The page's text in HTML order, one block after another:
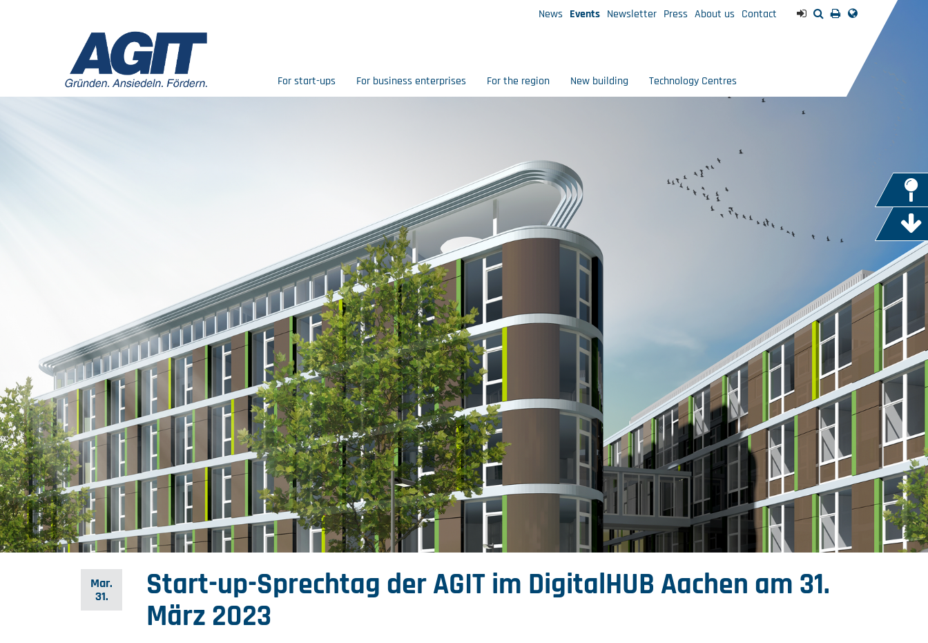
News Events Newsletter Press About us Contact
For start-ups For business enterprises For the region New building Technology Centres
Mar.
31.
Start-up-Sprechtag der AGIT im DigitalHUB Aachen am 31.
März 2023